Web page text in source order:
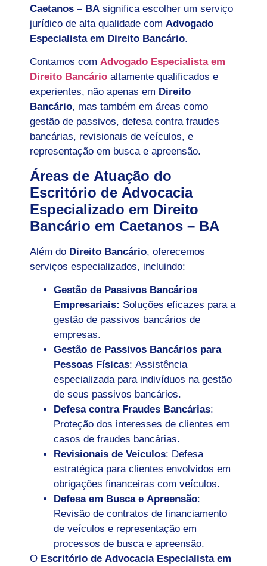
Caetanos – BA significa escolher um serviço
jurídico de alta qualidade com Advogado
Especialista em Direito Bancário.
Contamos com Advogado Especialista em
Direito Bancário altamente qualificados e
experientes, não apenas em Direito
Bancário, mas também em áreas como
gestão de passivos, defesa contra fraudes
bancárias, revisionais de veículos, e
representação em busca e apreensão.
Áreas de Atuação do
Escritório de Advocacia
Especializado em Direito
Bancário em Caetanos – BA
Além do Direito Bancário, oferecemos
serviços especializados, incluindo:
Gestão de Passivos Bancários
Empresariais: Soluções eficazes para a
gestão de passivos bancários de
empresas.
Gestão de Passivos Bancários para
Pessoas Físicas: Assistência
especializada para indivíduos na gestão
de seus passivos bancários.
Defesa contra Fraudes Bancárias:
Proteção dos interesses de clientes em
casos de fraudes bancárias.
Revisionais de Veículos: Defesa
estratégica para clientes envolvidos em
obrigações financeiras com veículos.
Defesa em Busca e Apreensão:
Revisão de contratos de financiamento
de veículos e representação em
processos de busca e apreensão.
O Escritório de Advocacia Especialista em